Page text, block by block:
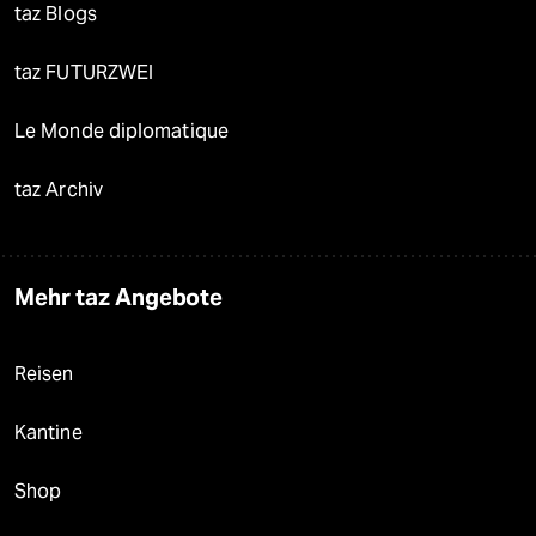
taz Blogs
taz FUTURZWEI
Le Monde diplomatique
taz Archiv
Mehr taz Angebote
Reisen
Kantine
Shop